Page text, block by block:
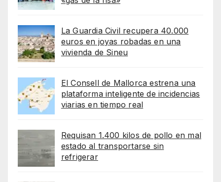
La Guardia Civil recupera 40.000
euros en joyas robadas en una
vivienda de Sineu
El Consell de Mallorca estrena una
plataforma inteligente de incidencias
viarias en tiempo real
Requisan 1.400 kilos de pollo en mal
estado al transportarse sin
refrigerar